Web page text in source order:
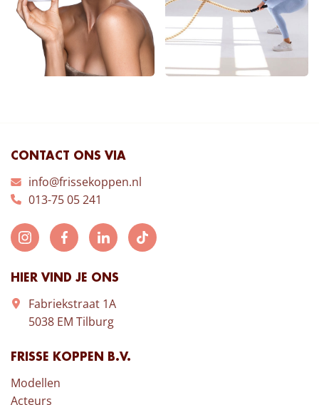
CONTACT ONS VIA
info@frissekoppen.nl
013-75 05 241
HIER VIND JE ONS
Fabriekstraat 1A
5038 EM Tilburg
FRISSE KOPPEN B.V.
Modellen
Acteurs